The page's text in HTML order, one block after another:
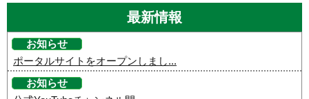
最新情報
お知らせ
ポータルサイトをオープンしまし...
お知らせ